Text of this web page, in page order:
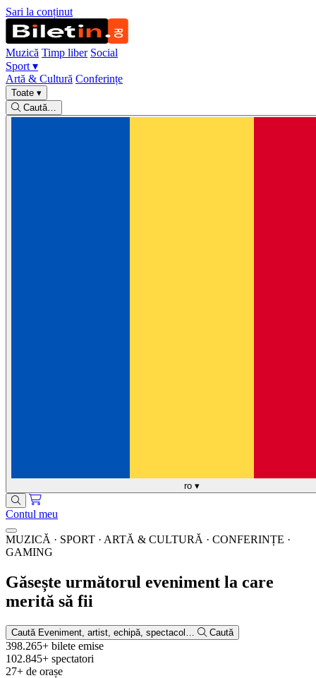
Sari la conținut
Muzică Timp liber Social
Sport ▾
Artă & Cultură Conferințe
Toate ▾
Caută…
ro ▾
Contul meu
MUZICĂ · SPORT · ARTĂ & CULTURĂ · CONFERINȚE ·
GAMING
Găsește următorul eveniment la care
merită să fii
Caută Eveniment, artist, echipă, spectacol… Caută
398.265+ bilete emise
102.845+ spectatori
27+ de orașe